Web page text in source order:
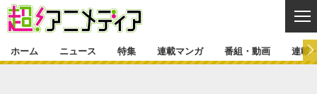
ホーム ニュース 特集 連載マンガ 番組・動画 連載